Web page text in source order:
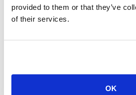
provided to them or that they’ve
of their services.
OK
Verpassen Sie nicht die lokalen Festivals
besonders wenn Ihr Besuch mit dem